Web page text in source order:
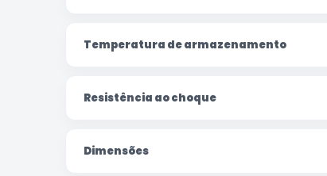
Temperatura de armazenamento
Resistência ao choque
Dimensões